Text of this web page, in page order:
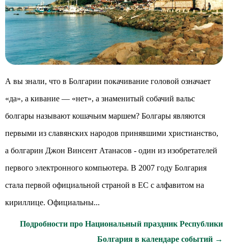
А вы знали, что в Болгарии покачивание головой означает
«да», а кивание — «нет», а знаменитый собачий вальс
болгары называют кошачьим маршем? Болгары являются
первыми из славянских народов принявшими христианство,
а болгарин Джон Винсент Атанасов - один из изобретателей
первого электронного компьютера. В 2007 году Болгария
стала первой официальной страной в ЕС с алфавитом на
кириллице. Официальны...
Подробности про Национальный праздник Республики
Болгария в календаре событий →